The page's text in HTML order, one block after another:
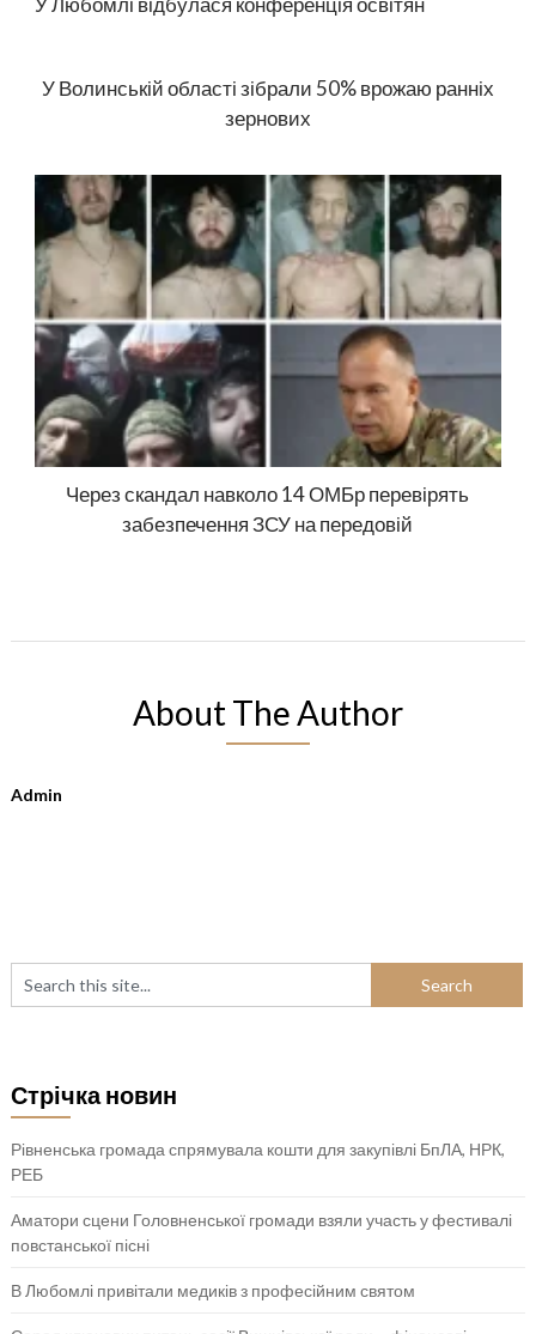
У Волинській області зібрали 50% врожаю ранніх
зернових
Через скандал навколо 14 ОМБр перевірять
забезпечення ЗСУ на передовій
About The Author
Admin
Стрічка новин
Рівненська громада спрямувала кошти для закупівлі БпЛА, НРК,
РЕБ
Аматори сцени Головненської громади взяли участь у фестивалі
повстанської пісні
В Любомлі привітали медиків з професійним святом